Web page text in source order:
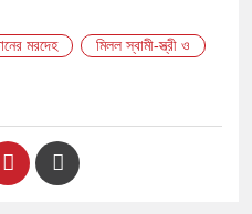
হস্তান্তর
মরদেহ
মিলল স্বামী-স্ত্রী ও